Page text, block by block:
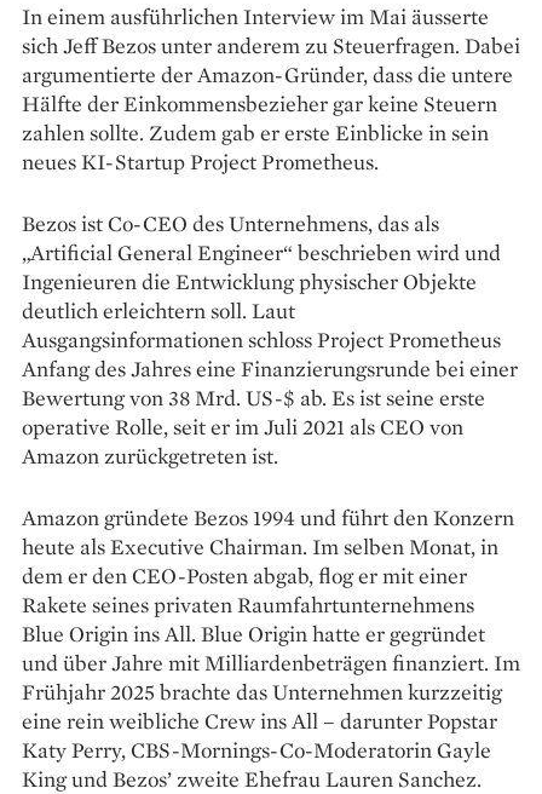
In einem ausführlichen Interview im Mai äusserte
sich Jeff Bezos unter anderem zu Steuerfragen. Dabei
argumentierte der Amazon-Gründer, dass die untere
Hälfte der Einkommensbezieher gar keine Steuern
zahlen sollte. Zudem gab er erste Einblicke in sein
neues KI-Startup Project Prometheus.
Bezos ist Co-CEO des Unternehmens, das als
„Artificial General Engineer“ beschrieben wird und
Ingenieuren die Entwicklung physischer Objekte
deutlich erleichtern soll. Laut
Ausgangsinformationen schloss Project Prometheus
Anfang des Jahres eine Finanzierungsrunde bei einer
Bewertung von 38 Mrd. US-$ ab. Es ist seine erste
operative Rolle, seit er im Juli 2021 als CEO von
Amazon zurückgetreten ist.
Amazon gründete Bezos 1994 und führt den Konzern
heute als Executive Chairman. Im selben Monat, in
dem er den CEO-Posten abgab, flog er mit einer
Rakete seines privaten Raumfahrtunternehmens
Blue Origin ins All. Blue Origin hatte er gegründet
und über Jahre mit Milliardenbeträgen finanziert. Im
Frühjahr 2025 brachte das Unternehmen kurzzeitig
eine rein weibliche Crew ins All – darunter Popstar
Katy Perry, CBS-Mornings-Co-Moderatorin Gayle
King und Bezos’ zweite Ehefrau Lauren Sanchez.